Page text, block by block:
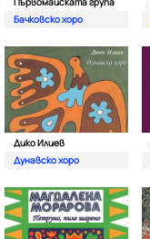
Бачковско хоро
Дико Илиев
Дунавско хоро